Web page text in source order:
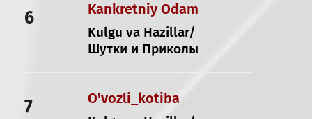
6 Kankretniy Odam
Kulgu va Hazillar/
Шутки и Приколы
7 O'vozli_kotiba